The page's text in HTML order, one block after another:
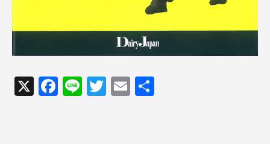
X Facebook
LineTwitter
Email